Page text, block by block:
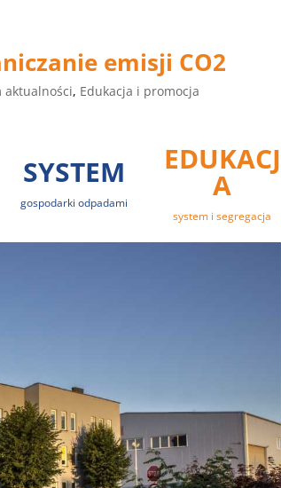
emisji CO2
aktualności, Edukacja i promocja
SYSTEM
gospodarki odpadami
EDUKACJ
A
system i segregacja